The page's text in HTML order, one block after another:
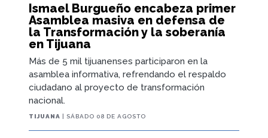
Ismael Burgueño encabeza primer
Asamblea masiva en defensa de
la Transformación y la soberanía
en Tijuana
Más de 5 mil tijuanenses participaron en la
asamblea informativa, refrendando el respaldo
ciudadano al proyecto de transformación
nacional.
TIJUANA | SÁBADO 08 DE AGOSTO